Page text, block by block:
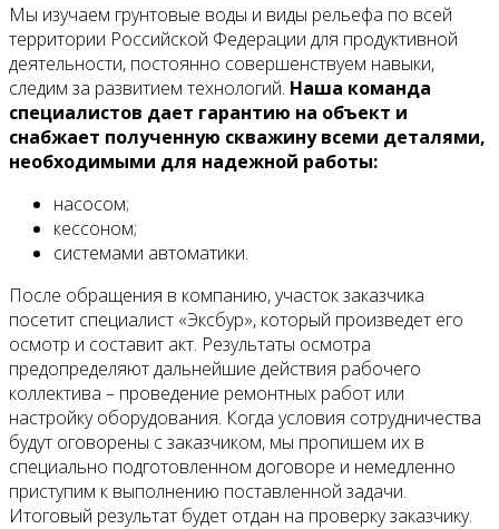
Мы изучаем грунтовые воды и виды рельефа по всей
территории Российской Федерации для продуктивной
деятельности, постоянно совершенствуем навыки,
следим за развитием технологий. Наша команда
специалистов дает гарантию на объект и
снабжает полученную скважину всеми деталями,
необходимыми для надежной работы:
насосом;
кессоном;
системами автоматики.
После обращения в компанию, участок заказчика
посетит специалист «Эксбур», который произведет его
осмотр и составит акт. Результаты осмотра
предопределяют дальнейшие действия рабочего
коллектива – проведение ремонтных работ или
настройку оборудования. Когда условия сотрудничества
будут оговорены с заказчиком, мы пропишем их в
специально подготовленном договоре и немедленно
приступим к выполнению поставленной задачи.
Итоговый результат будет отдан на проверку заказчику.